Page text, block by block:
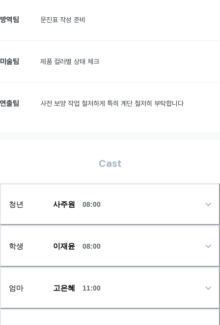
방역팀 문진표 작성 준비
미술팀 제품 컬러별 상태 체크
연출팀 사전 보양 작업 철저하게 특히 계단 철저히 부탁합니다
Cast
청년 사주원 08:00
학생 이재윤 08:00
엄마 고은혜 11:00